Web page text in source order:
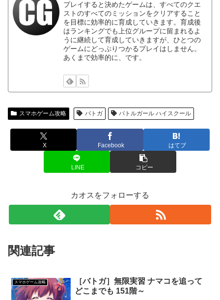
プレイすると決めたゲームは、すべてのクエ
ストのすべてのミッションをクリアすること
を目標に効率的に育成していきます。育成後
はランキングでも上位グループに留まれるよ
うに継続して育成していきますが、ひとつの
ゲームにどっぷりつかるプレイはしません。
あくまで効率的に、です。
スマホゲーム攻略 バトガ バトルガール ハイスクール
X Facebook はてブ
LINE コピー
カオスをフォローする
関連記事
スマホゲーム攻略
［バトガ］無限実習 ナマコを追って
どこまでも 151階～